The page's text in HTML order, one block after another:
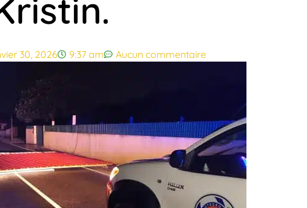
30, 2026 9:37 am Aucun commentaire